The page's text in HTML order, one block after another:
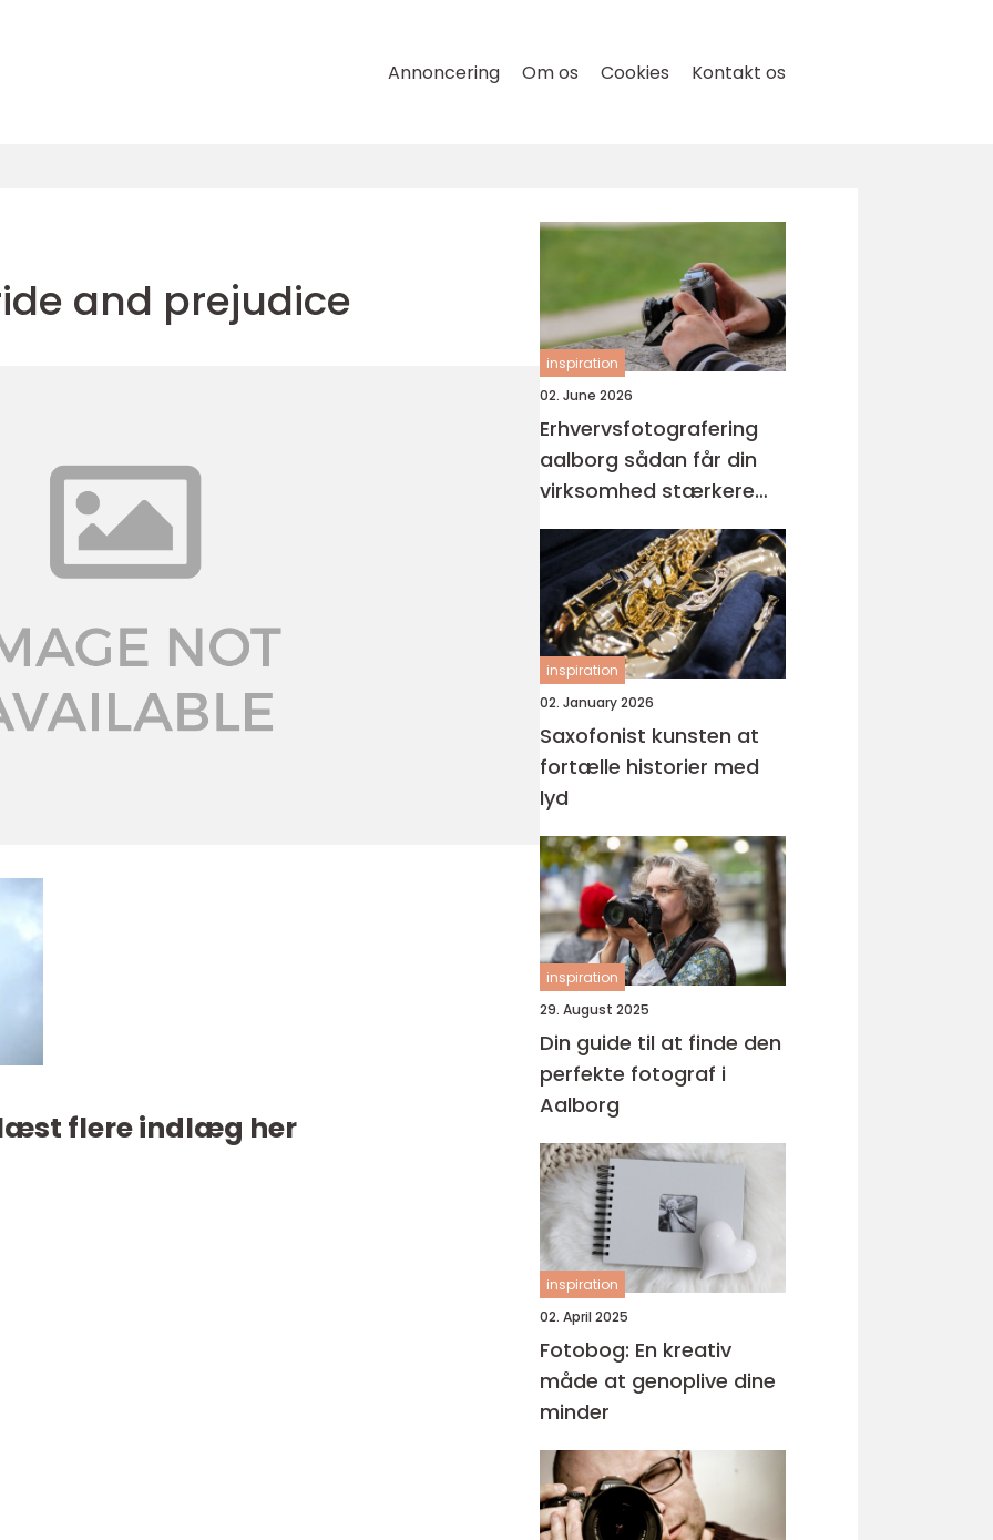
Annoncering Om os Cookies Kontakt os
and prejudice
flere indlæg her
inspiration
02. June 2026
Erhvervsfotografering
aalborg sådan får din
virksomhed stærkere
visuel gennemslagskraft
inspiration
02. January 2026
Saxofonist kunsten at
fortælle historier med
lyd
inspiration
29. August 2025
Din guide til at finde den
perfekte fotograf i
Aalborg
inspiration
02. April 2025
Fotobog: En kreativ
måde at genoplive dine
minder